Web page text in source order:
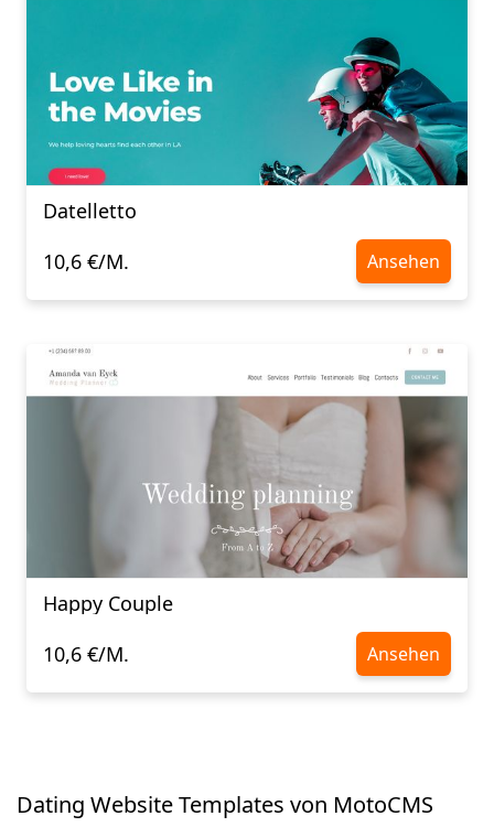
Datelletto
10,6 €/M.
Ansehen
Happy Couple
10,6 €/M.
Ansehen
Dating Website Templates von MotoCMS